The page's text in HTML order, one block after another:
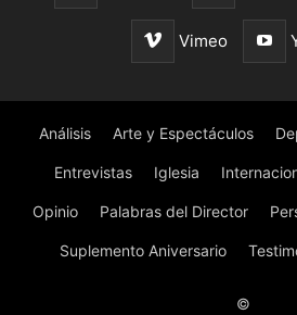
Vimeo
Análisis Arte y Espectáculos
Entrevistas Iglesia
Opinio Palabras del Director
Suplemento Aniversario
©